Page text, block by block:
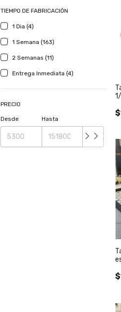
TIEMPO DE FABRICACIÓN
1 Dia (4)
1 Semana (163)
2 Semanas (11)
Entrega Inmediata (4)
PRECIO
Desde Hasta